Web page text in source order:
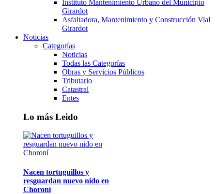
Instituto Mantenimiento Urbano del Municipio
Girardot
Asfaltadora, Mantenimiento y Construcción Vial
Girardot
Noticias
Categorías
Noticias
Todas las Categorías
Obras y Servicios Públicos
Tributario
Catastral
Entes
Lo más Leido
Nacen tortuguillos y
resguardan nuevo nido en
Choroní